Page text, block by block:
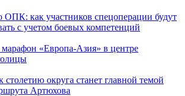
ОПК: как участников спецоперации будут
с учетом боевых компетенций
«Европа-Азия» в центре
столетию округа станет главной темой
Артюхова